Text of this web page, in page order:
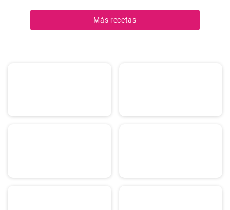
Más recetas